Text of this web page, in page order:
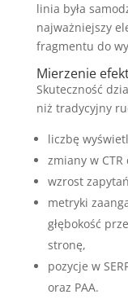
linia była
najważniejszy
fragmentu do
Mierzenie
Skuteczność
niż tradycyjny
liczbę
zmiany w
wzrost
metryki
głębokość
stronę,
pozycje w
oraz PAA.